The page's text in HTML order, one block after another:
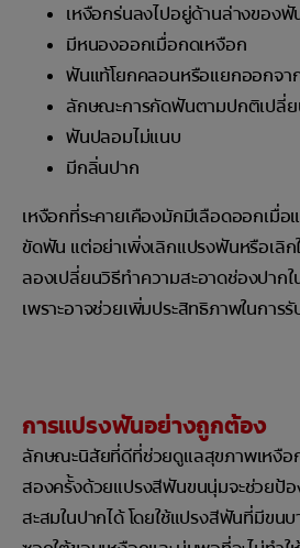
เหงือกร่นลงไปอยู่ด้านล่างของฟั
มีหนองออกเมื่อกดเหงือก
ฟันแท้โยกคลอนหรือแยกออกจา
ลักษณะการกัดฟันตามปกติเปลี่ย
ฟันปลอมไม่แนบ
มีกลิ่นปาก
เหงือกที่ระคายเคืองมักมีเลือดออกเมื่อ
ขัดฟัน แต่อย่าเพิ่งเลิกแปรงฟันหรือเลิ
ลองเปลี่ยนวิธีทำความสะอาดช่องปาก
เพราะอาจช่วยเพิ่มประสิทธิภาพในการ
การแปรงฟันอย่างถูกต้อง
ลักษณะนิสัยที่ดีที่ช่วยดูแลสุขภาพเหงือ
สองครั้งด้วยแปรงสีฟันขนนุ่มจะช่วยป้
สะสมในปากได้ โดยใช้แปรงสีฟันที่มีขนบ